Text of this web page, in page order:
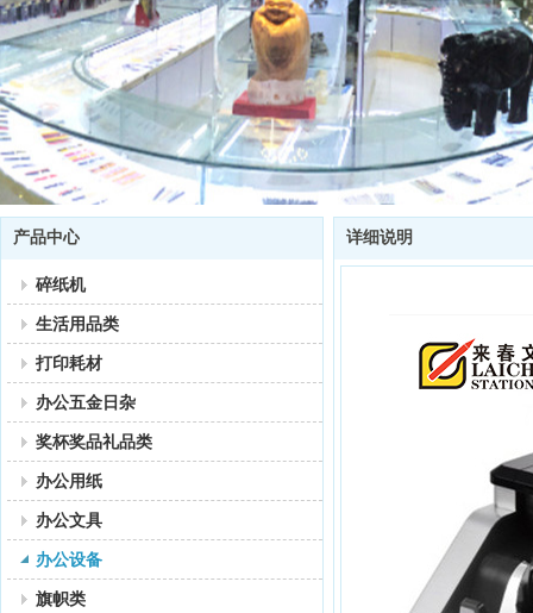
产品中心
碎纸机
生活用品类
打印耗材
办公五金日杂
奖杯奖品礼品类
办公用纸
办公文具
办公设备
旗帜类
详细说明